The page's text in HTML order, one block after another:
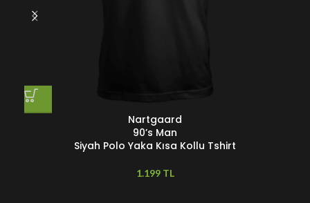
Nartgaard
90’s Man
Siyah Polo Yaka Kısa Kollu Tshirt
TL